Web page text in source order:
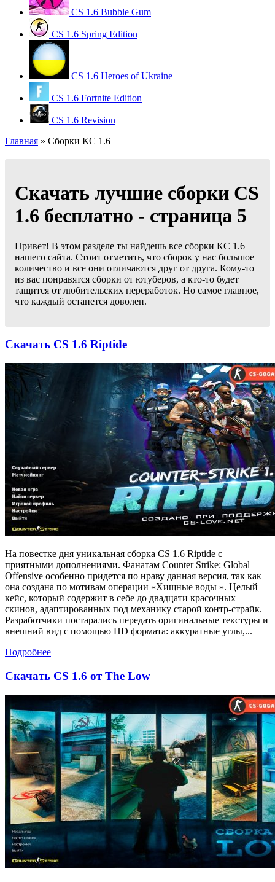
CS 1.6 Bubble Gum
CS 1.6 Spring Edition
CS 1.6 Heroes of Ukraine
CS 1.6 Fortnite Edition
CS 1.6 Revision
Главная » Сборки КС 1.6
Cкачать лучшие сборки CS
1.6 бесплатно - страница 5
Привет! В этом разделе ты найдешь все сборки КС 1.6
нашего сайта. Стоит отметить, что сборок у нас большое
количество и все они отличаются друг от друга. Кому-то
из вас понравятся сборки от ютуберов, а кто-то будет
тащится от любительских переработок. Но самое главное,
что каждый останется доволен.
Скачать CS 1.6 Riptide
На повестке дня уникальная сборка CS 1.6 Riptide с
приятными дополнениями. Фанатам Counter Strike: Global
Offensive особенно придется по нраву данная версия, так как
она создана по мотивам операции «Хищные воды ». Целый
кейс, который содержит в себе до двадцати красочных
скинов, адаптированных под механику старой контр-страйк.
Разработчики постарались передать оригинальные текстуры и
внешний вид с помощью HD формата: аккуратные углы,...
Подробнее
Скачать CS 1.6 от The Low